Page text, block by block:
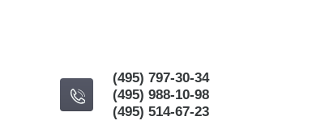
(495) 797-30-34
(495) 988-10-98
(495) 514-67-23